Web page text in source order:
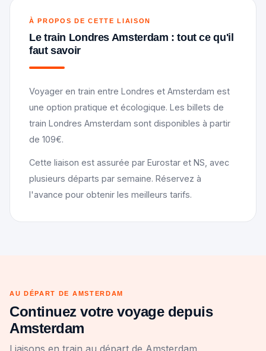
À PROPOS DE CETTE LIAISON
Le train Londres Amsterdam : tout ce qu'il
faut savoir
Voyager en train entre Londres et Amsterdam est
une option pratique et écologique. Les billets de
train Londres Amsterdam sont disponibles à partir
de 109€.
Cette liaison est assurée par Eurostar et NS, avec
plusieurs départs par semaine. Réservez à
l'avance pour obtenir les meilleurs tarifs.
AU DÉPART DE AMSTERDAM
Continuez votre voyage depuis
Amsterdam
Liaisons en train au départ de Amsterdam.